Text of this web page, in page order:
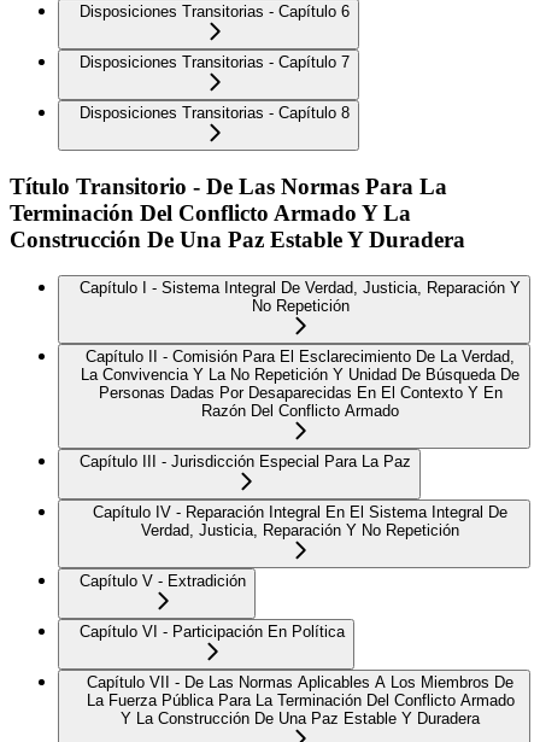
Disposiciones Transitorias - Capítulo 6
Disposiciones Transitorias - Capítulo 7
Disposiciones Transitorias - Capítulo 8
Título Transitorio - De Las Normas Para La
Terminación Del Conflicto Armado Y La
Construcción De Una Paz Estable Y Duradera
Capítulo I - Sistema Integral De Verdad, Justicia, Reparación Y
No Repetición
Capítulo II - Comisión Para El Esclarecimiento De La Verdad,
La Convivencia Y La No Repetición Y Unidad De Búsqueda De
Personas Dadas Por Desaparecidas En El Contexto Y En
Razón Del Conflicto Armado
Capítulo III - Jurisdicción Especial Para La Paz
Capítulo IV - Reparación Integral En El Sistema Integral De
Verdad, Justicia, Reparación Y No Repetición
Capítulo V - Extradición
Capítulo VI - Participación En Política
Capítulo VII - De Las Normas Aplicables A Los Miembros De
La Fuerza Pública Para La Terminación Del Conflicto Armado
Y La Construcción De Una Paz Estable Y Duradera